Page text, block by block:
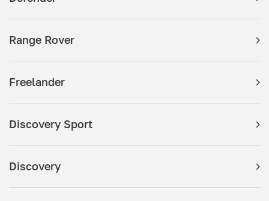
Range Rover
Freelander
Discovery Sport
Discovery